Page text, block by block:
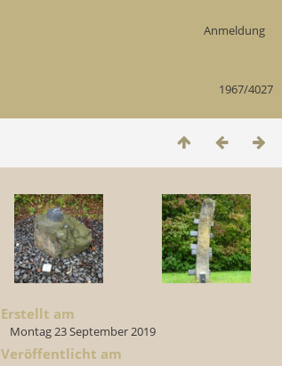
Anmeldung
1967/4027
Erstellt am
Montag 23 September 2019
Veröffentlicht am